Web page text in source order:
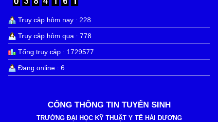
Truy cập hôm nay : 228
Truy cập hôm qua : 778
Tổng truy cập : 1729577
Đang online : 6
CỔNG THÔNG TIN TUYỂN SINH
TRƯỜNG ĐẠI HỌC KỸ THUẬT Y TẾ HẢI DƯƠNG